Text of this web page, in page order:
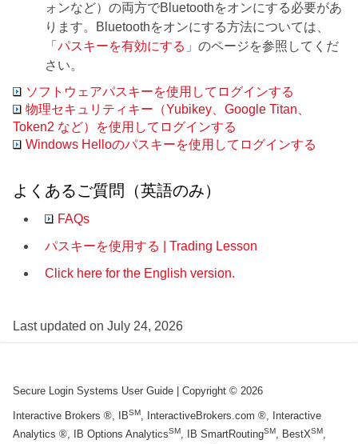
ォンなど）の両方でBluetoothをオンにする必要があ
ります。Bluetoothをオンにする方法については、
「 パスキーを有効にする 」のページを参照してくだ
さい。
ソフトウェアパスキーを使用してログインする
物理セキュリティキー（Yubikey、Google Titan、
Token2 など）を使用してログインする
Windows Helloのパスキーを使用してログインする
よくあるご質問（英語のみ）
FAQs
パスキーを使用する | Trading Lesson
Click here for the English version.
Last updated on July 24, 2026
Secure Login Systems User Guide | Copyright © 2026
Interactive Brokers ®, IBSM, InteractiveBrokers.com ®, Interactive
Analytics ®, IB Options AnalyticsSM, IB SmartRoutingSM, BestXSM,